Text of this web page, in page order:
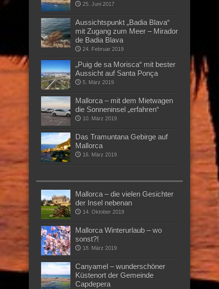
25. Juni 2017
Aussichtspunkt „Badia Blava“
mit Zugang zum Meer – Mirador
de Badia Blava
24. Februar 2019
„Puig de sa Morisca“ mit bester
Aussicht auf Santa Ponça
5. März 2019
Mallorca – mit dem Mietwagen
die Sonneninsel „erfahren“
10. März 2019
Das Tramuntana Gebirge auf
Mallorca
16. März 2019
Mallorca – die vielen Gesichter
der Insel nebenan
14. Oktober 2019
Mallorca Winterurlaub – wo
sonst?!
18. März 2019
Canyamel – wunderschöner
Küstenort der Gemeinde
Capdepera